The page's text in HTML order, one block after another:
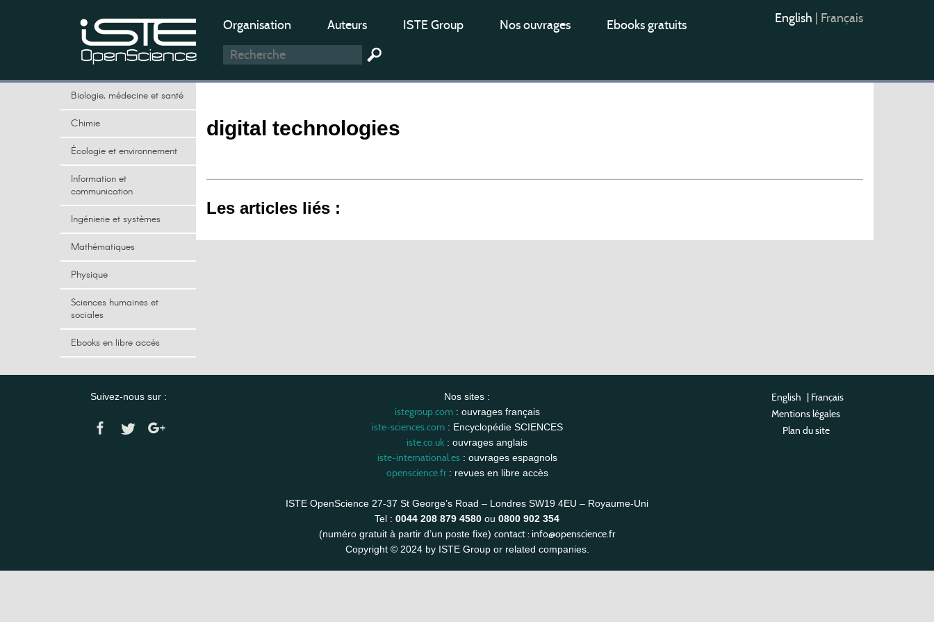
Organisation Auteurs ISTE Group Nos ouvrages Ebooks gratuits English Français
Biologie, médecine et santé
Chimie
Écologie et environnement
Information et
communication
Ingénierie et systèmes
Mathématiques
Physique
Sciences humaines et
sociales
Ebooks en libre accès
digital technologies
Les articles liés :
Suivez-nous sur : Nos sites :
istegroup.com: ouvrages français
iste-sciences.com: Encyclopédie SCIENCES
iste.co.uk : ouvrages anglais
iste-international.es: ouvrages espagnols
openscience.fr: revues en libre accès
ISTE OpenScience 27-37 St George’s Road – Londres SW19 4EU – Royaume-Uni
Tel : 0044 208 879 4580 ou 0800 902 354
(numéro gratuit à partir d’un poste fixe) contact : info@openscience.fr
Copyright © 2024 by ISTE Group or related companies.
English | Français
Mentions légales
Plan du site